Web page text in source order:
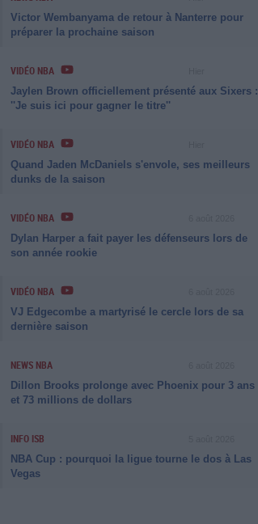
Victor Wembanyama de retour à Nanterre pour
préparer la prochaine saison
VIDÉO NBA
Jaylen Brown officiellement présenté aux Sixers :
''Je suis ici pour gagner le titre''
VIDÉO NBA
Quand Jaden McDaniels s'envole, ses meilleurs
dunks de la saison
VIDÉO NBA
Dylan Harper a fait payer les défenseurs lors de
son année rookie
VIDÉO NBA
VJ Edgecombe a martyrisé le cercle lors de sa
dernière saison
NEWS NBA
Dillon Brooks prolonge avec Phoenix pour 3 ans
et 73 millions de dollars
INFO ISB
NBA Cup : pourquoi la ligue tourne le dos à Las
Vegas